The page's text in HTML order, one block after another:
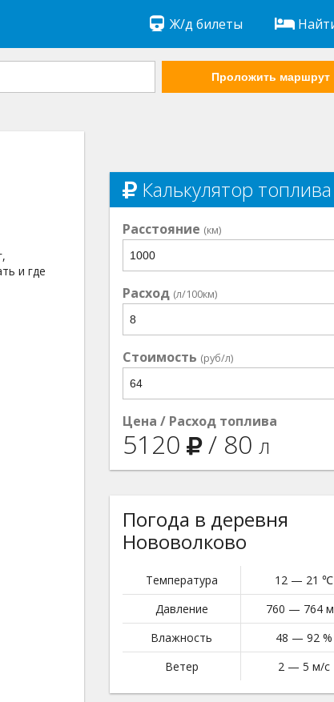
Ж/д билеты
Проложить маршрут
и где
Калькулятор топлива
Расстояние (км)
Расход (л/100км)
Стоимость (руб/л)
Цена / Расход топлива
5120 / 80 л
Погода в деревня
Нововолково
Температура
12 — 21 ℃
Давление
760 — 764
Влажность
48 — 92 %
Ветер
2 — 5 м/с